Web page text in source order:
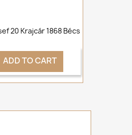
20 Krajcár 1868 Bécs
ADD TO CART